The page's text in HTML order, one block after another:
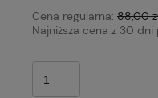
Cena regularna: 88,00
Najniższa cena z 30 dni